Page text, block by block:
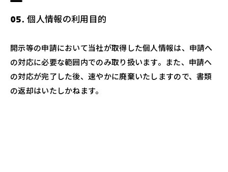
個人情報の利用目的
開示等の申請において当社が取得した個人情報は、申請へ
の対応に必要な範囲内でのみ取り扱います。また、申請へ
の対応が完了した後、速やかに廃棄いたしますので、書類
の返却はいたしかねます。